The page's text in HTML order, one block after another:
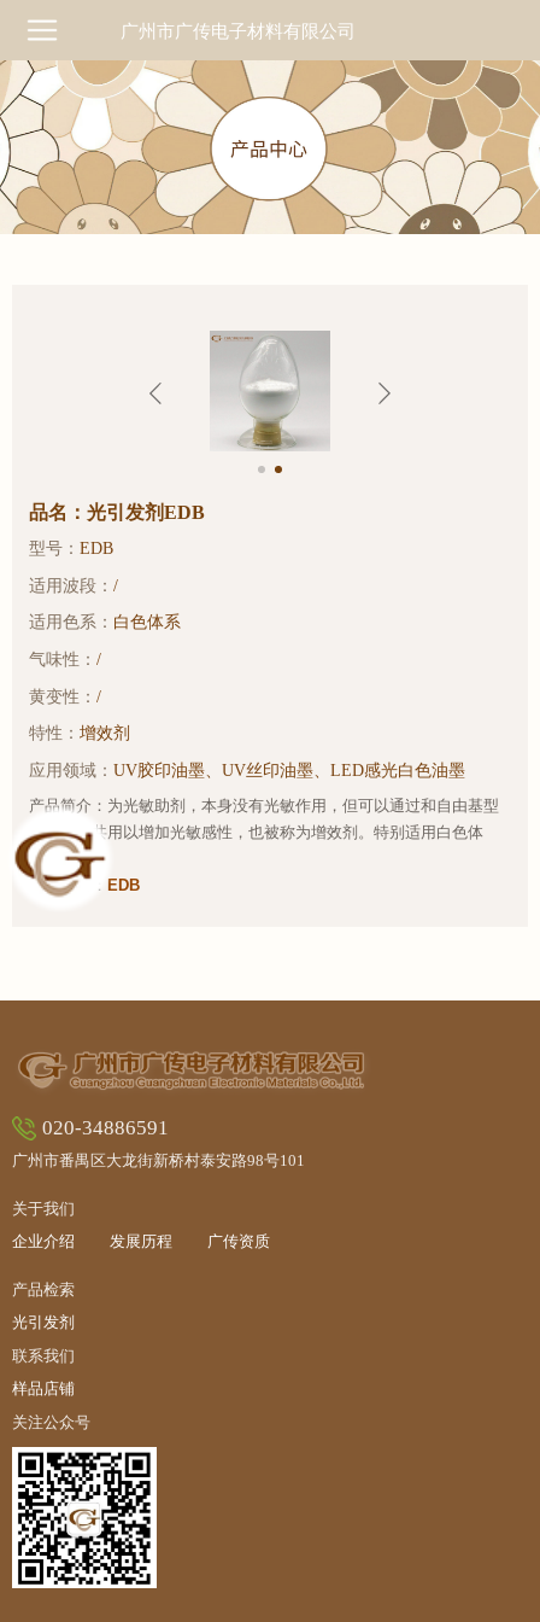
广州市广传电子材料有限公司
品名：光引发剂EDB
型号：EDB
适用波段：/
适用色系： 白色体系
气味性：/
黄变性：/
特性：增效剂
应用领域：UV胶印油墨、UV丝印油墨、LED感光白色油墨
产品简介：为光敏助剂，本身没有光敏作用，但可以通过和自由基型
光引发剂共用以增加光敏感性，也被称为增效剂。特别适用白色体
系。
样品链接：EDB
关于我们
企业介绍 发展历程 广传资质
产品检索
光引发剂
联系我们
样品店铺
关注公众号
020-34886591
广州市番禺区大龙街新桥村泰安路98号101